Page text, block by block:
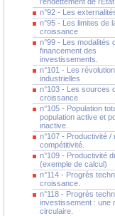
n°92 - Les
n°95 - Les limites de
croissance
n°99 - Les modalités
financement des
investissements.
n°101 - Les
industrielles
n°103 - Les sources
croissance
n°105 - Population
population active et
inactive.
n°107 - Productivité /
compétitivité.
n°109 - Productivité
(exemple de calcul)
n°114 - Progrès
croissance.
n°118 - Progrès
investissement : une
circulaire.